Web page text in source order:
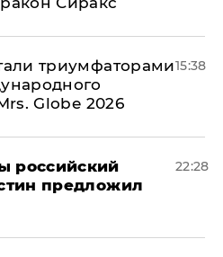
триумфаторами
Globe 2026
15:38
российский
предложил
22:28